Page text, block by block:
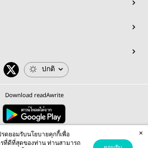
ปกติ
Download readAwrite
by MEB Corporation Public Company Limited
and the Google Privacy Policy Terms of Serviceapply.
ดยอมรับนโยบายคุกกี้เพื่อ
ที่ดีที่สุดของท่าน ท่านสามารถ
×